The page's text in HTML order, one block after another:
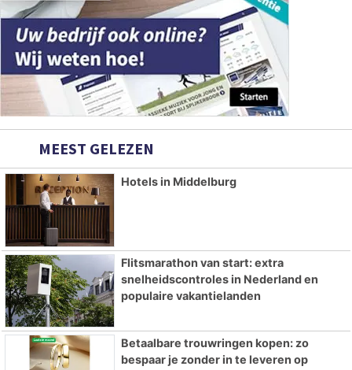
MEEST GELEZEN
Hotels in Middelburg
Flitsmarathon van start: extra
snelheidscontroles in Nederland en
populaire vakantielanden
Betaalbare trouwringen kopen: zo
bespaar je zonder in te leveren op